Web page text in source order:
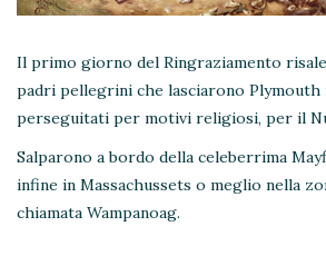
Il primo giorno del Ringraziamento risale
padri pellegrini che lasciarono
perseguitati per motivi religiosi, per il
Salparono a bordo della celeberrima
infine in Massachussets o meglio nella
chiamata Wampanoag.